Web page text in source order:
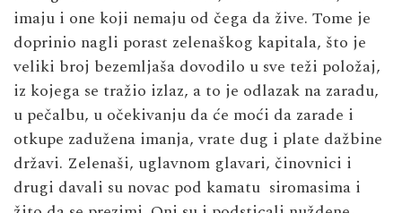
imaju i one koji nemaju od čega da žive. Tome je
doprinio nagli porast zelenaškog kapitala, što je
veliki broj bezemljaša dovodilo u sve teži položaj,
iz kojega se tražio izlaz, a to je odlazak na zaradu,
u pečalbu, u očekivanju da će moći da zarade i
otkupe zadužena imanja, vrate dug i plate dažbine
državi. Zelenaši, uglavnom glavari, činovnici i
drugi davali su novac pod kamatu siromasima i